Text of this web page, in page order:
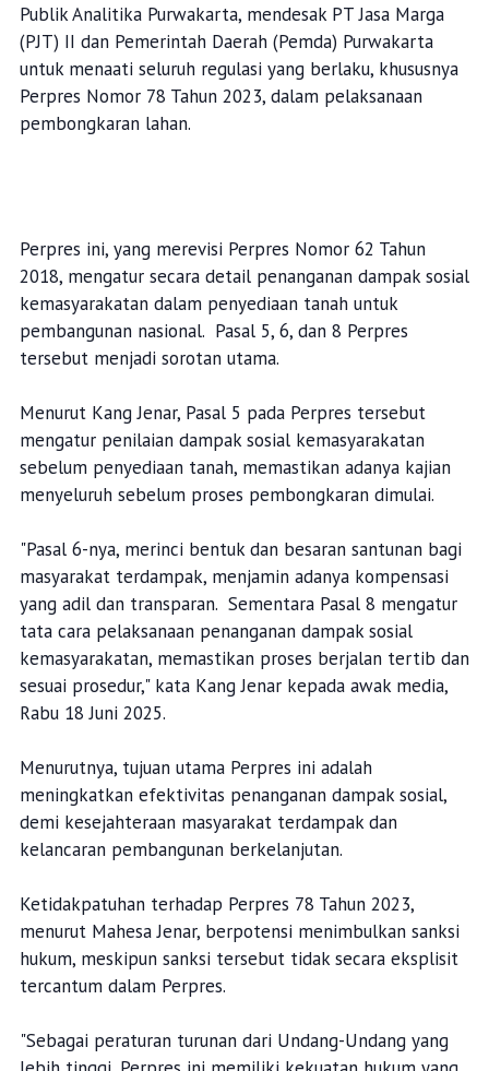
Publik Analitika Purwakarta, mendesak PT Jasa Marga
(PJT) II dan Pemerintah Daerah (Pemda) Purwakarta
untuk menaati seluruh regulasi yang berlaku, khususnya
Perpres Nomor 78 Tahun 2023, dalam pelaksanaan
pembongkaran lahan.
Perpres ini, yang merevisi Perpres Nomor 62 Tahun
2018, mengatur secara detail penanganan dampak sosial
kemasyarakatan dalam penyediaan tanah untuk
pembangunan nasional. Pasal 5, 6, dan 8 Perpres
tersebut menjadi sorotan utama.
Menurut Kang Jenar, Pasal 5 pada Perpres tersebut
mengatur penilaian dampak sosial kemasyarakatan
sebelum penyediaan tanah, memastikan adanya kajian
menyeluruh sebelum proses pembongkaran dimulai.
"Pasal 6-nya, merinci bentuk dan besaran santunan bagi
yang adil dan transparan. Sementara Pasal 8 mengatur
tata cara pelaksanaan penanganan dampak sosial
kemasyarakatan, memastikan proses berjalan tertib dan
sesuai prosedur," kata Kang Jenar kepada awak media,
Rabu 18 Juni 2025.
Menurutnya, tujuan utama Perpres ini adalah
meningkatkan efektivitas penanganan dampak sosial,
demi kesejahteraan masyarakat terdampak dan
kelancaran pembangunan berkelanjutan.
Ketidakpatuhan terhadap Perpres 78 Tahun 2023,